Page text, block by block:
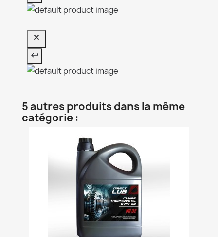
5 autres produits dans la même
catégorie :